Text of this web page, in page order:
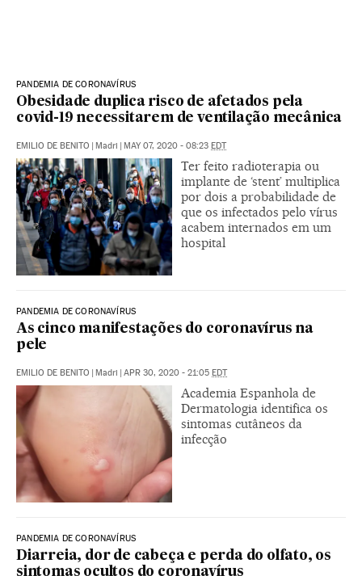
PANDEMIA DE CORONAVÍRUS
Obesidade duplica risco de afetados pela
covid-19 necessitarem de ventilação mecânica
EMILIO DE BENITO | Madri | MAY 07, 2020 - 08:23 EDT
Ter feito radioterapia ou
implante de ‘stent’ multiplica
por dois a probabilidade de
que os infectados pelo vírus
acabem internados em um
hospital
PANDEMIA DE CORONAVÍRUS
As cinco manifestações do coronavírus na
pele
EMILIO DE BENITO | Madri | APR 30, 2020 - 21:05 EDT
Academia Espanhola de
Dermatologia identifica os
sintomas cutâneos da
infecção
PANDEMIA DE CORONAVÍRUS
Diarreia, dor de cabeça e perda do olfato, os
sintomas ocultos do coronavírus